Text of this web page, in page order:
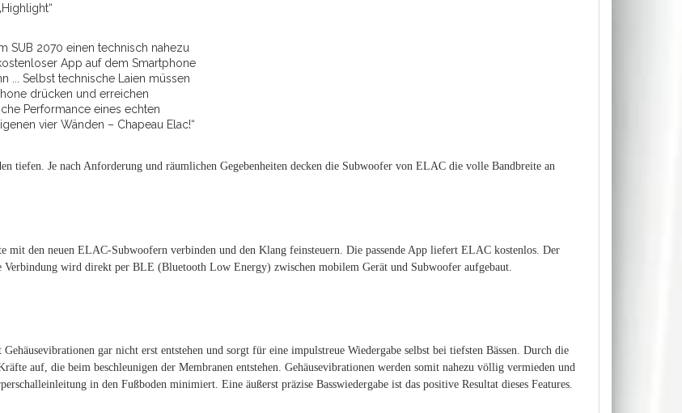
SUB 2070 einen technisch nahezu
App auf dem Smartphone
... Selbst technische Laien müssen
drücken und erreichen
Performance eines echten
vier Wänden – Chapeau Elac!“
tiefen. Je nach Anforderung und räumlichen Gegebenheiten decken die Subwoofer von ELAC die volle Bandbreite an
mit den neuen ELAC-Subwoofern verbinden und den Klang feinsteuern. Die passende App liefert ELAC kostenlos. Der
wird direkt per BLE (Bluetooth Low Energy) zwischen mobilem Gerät und Subwoofer aufgebaut.
gar nicht erst entstehen und sorgt für eine impulstreue Wiedergabe selbst bei tiefsten Bässen. Durch die
auf, die beim beschleunigen der Membranen entstehen. Gehäusevibrationen werden somit nahezu völlig vermieden und
in den Fußboden minimiert. Eine äußerst präzise Basswiedergabe ist das positive Resultat dieses Features.